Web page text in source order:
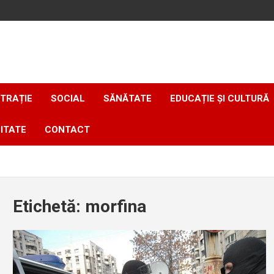
SOCIAL SĂNĂTATE EDUCAȚIE ȘI CULTURĂ
CONTACT
Etichetă: morfina